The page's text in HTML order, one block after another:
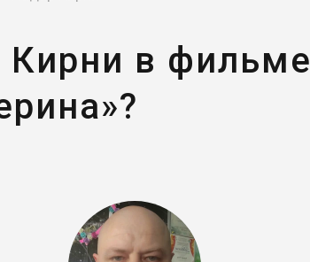
Кирни в фильме